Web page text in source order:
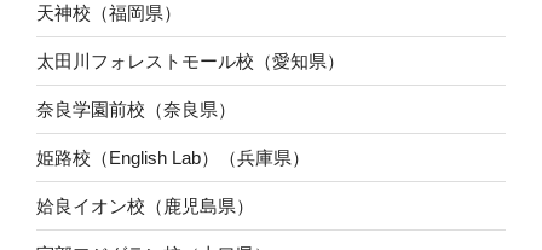
天神校（福岡県）
太田川フォレストモール校（愛知県）
奈良学園前校（奈良県）
姫路校（English Lab）（兵庫県）
姶良イオン校（鹿児島県）